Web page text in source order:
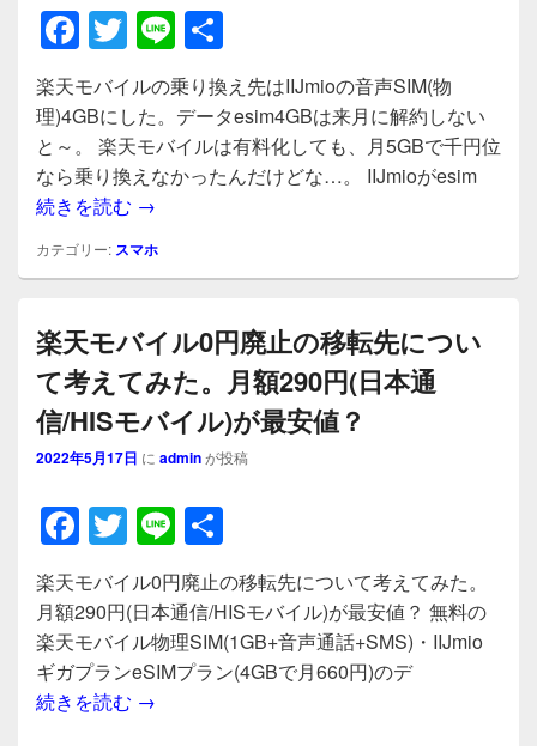
F
a
c
e
b
o
o
k
T
wi
tt
er
Li
n
e
有
楽天モバイルの乗り換え先はIIJmioの音声SIM(物
理)4GBにした。データesim4GBは来月に解約しない
と～。 楽天モバイルは有料化しても、月5GBで千円位
なら乗り換えなかったんだけどな…。 IIJmioがesim
続きを読む 楽天モバイルの乗り換え先はIIJmioの音声
→
カテゴリー: スマホ
楽天モバイル0円廃止の移転先につい
て考えてみた。月額290円(日本通
信/HISモバイル)が最安値？
2022年5月17日 に adminが投稿
F
a
c
e
b
o
T
wi
tt
er
Li
n
e
有
楽天モバイル0円廃止の移転先について考えてみた。
月額290円(日本通信/HISモバイル)が最安値？ 無料の
楽天モバイル物理SIM(1GB+音声通話+SMS)・IIJmio
ギガプランeSIMプラン(4GBで月660円)のデ
続きを読む 楽天モバイル0円廃止の移転先について考え
→